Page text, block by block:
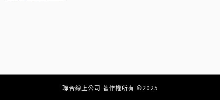
聯合線上公司 著作權所有 ©2025